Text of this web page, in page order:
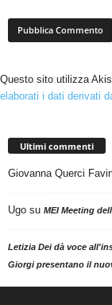
Questo sito utilizza
elaborati i dati derivati
Ultimi commenti
Giovanna Querci
Ugo su MEI Meeting
Letizia Dei dà voce
Giorgi presentano il